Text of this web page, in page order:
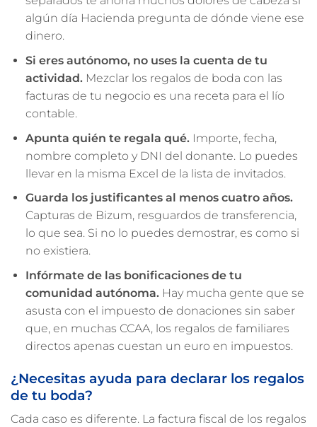
algún día Hacienda pregunta de dónde viene ese
dinero.
Si eres autónomo, no uses la cuenta de tu
actividad.Mezclar los regalos de boda con las
facturas de tu negocio es una receta para el lío
contable.
Apunta quién te regala qué.Importe, fecha,
nombre completo y DNI del donante. Lo puedes
llevar en la misma Excel de la lista de invitados.
Guarda los justificantes al menos cuatro años.
Capturas de Bizum, resguardos de transferencia,
lo que sea. Si no lo puedes demostrar, es como si
no existiera.
Infórmate de las bonificaciones de tu
comunidad autónoma.Hay mucha gente que se
asusta con el impuesto de donaciones sin saber
que, en muchas CCAA, los regalos de familiares
directos apenas cuestan un euro en impuestos.
¿Necesitas ayuda para declarar los regalos
de tu boda?
Cada caso es diferente. La factura fiscal de los regalos